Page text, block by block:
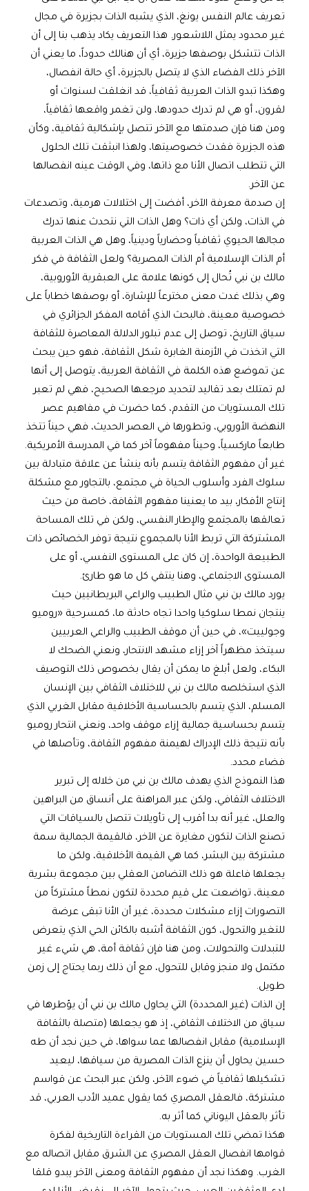
تعريف عالم النفس يونغ، الذي يشبه الذات بجزيرة في مجال
غير محدود يمثل اللاشعور. هذا التعريف يكاد يذهب بنا إلى أن
الذات تتشكل بوصفها جزيرة، أي أن هنالك حدوداً، ما يعني أن
الآخر ذلك الفضاء الذي لا يتصل بالجزيرة، أي حالة انفصال،
وهكذا تبدو الذات العربية ثقافياً، قد انغلقت لسنوات أو
لقرون، أو هي لم تدرك حدودها، ولن تغمر واقعها ثقافياً،
ومن هنا فإن صدمتها مع الآخر تتصل بإشكالية ثقافية، وكأن
هذه الجزيرة فقدت خصوصيتها، ولهذا انبثقت تلك الحلول
التي تتطلب اتصال الأنا مع ذاتها، وفي الوقت عينه انفصالها
عن الآخر.
إن صدمة معرفة الآخر، أفضت إلى اختلالات هرمية، وتصدعات
في الذات، ولكن أي ذات؟ وهل الذات التي نتحدث عنها تدرك
مجالها الحيوي ثقافياً وحضارياً ودينياً، وهل هي الذات العربية
أم الذات الإسلامية أم الذات المصرية؟ ولعل الثقافة في فكر
مالك بن نبي تُحال إلى كونها علامة على العبقرية الأوروبية،
وهي بذلك غدت معنى مخترعاً للإشارة، أو بوصفها خطاباً على
خصوصية معينة، فالبحث الذي أقامه المفكر الجزائري في
سياق التاريخ، توصل إلى عدم تبلور الدلالة المعاصرة للثقافة
التي اتخذت في الأزمنة الغابرة شكل الثقافة، فهو حين يبحث
عن تموضع هذه الكلمة في الثقافة العربية، يتوصل إلى أنها
لم تمتلك بعد تقاليد لتحديد مرجعها الصحيح، فهي لم تعبر
تلك المستويات من التقدم، كما حضرت في مفاهيم عصر
النهضة الأوروبي، وتطورها في العصر الحديث، فهي حيناً تتخذ
طابعاً ماركسياً، وحيناً مفهوماً آخر كما في المدرسة الأمريكية.
غير أن مفهوم الثقافة يتسم بأنه ينشأ عن علاقة متبادلة بين
سلوك الفرد وأسلوب الحياة في مجتمع، بالتجاور مع مشكلة
إنتاج الأفكار، بيد ما يعنينا مفهوم الثقافة، خاصة من حيث
تعالقها بالمجتمع والإطار النفسي، ولكن في تلك المساحة
المشتركة التي تربط الأنا بالمجموع نتيجة توفر الخصائص ذات
الطبيعة الواحدة، إن كان على المستوى النفسي، أو على
المستوى الاجتماعي، وهنا ينتفي كل ما هو طارئ.
يورد مالك بن نبي مثال الطبيب والراعي البريطانيين حيث
ينتجان نمطا سلوكيا واحدا تجاه حادثة ما، كمسرحية «روميو
وجولييت»، في حين أن موقف الطبيب والراعي العربيين
سيتخذ مظهراً آخر إزاء مشهد الانتحار، ونعني الضحك لا
البكاء، ولعل أبلغ ما يمكن أن يقال بخصوص ذلك التوصيف
الذي استخلصه مالك بن نبي للاختلاف الثقافي بين الإنسان
المسلم، الذي يتسم بالحساسية الأخلاقية مقابل الغربي الذي
يتسم بحساسية جمالية إزاء موقف واحد، ونعني انتحار روميو
بأنه نتيجة ذلك الإدراك لهيمنة مفهوم الثقافة، وتأصلها في
فضاء محدد.
هذا النموذج الذي يهدف مالك بن نبي من خلاله إلى تبرير
الاختلاف الثقافي، ولكن عبر المراهنة على أنساق من البراهين
والعلل، غير أنه بدا أقرب إلى تأويلات تتصل بالسياقات التي
تصنع الذات لتكون مغايرة عن الآخر، فالقيمة الجمالية سمة
مشتركة بين البشر، كما هي القيمة الأخلاقية، ولكن ما
يجعلها فاعلة هو ذلك التضامن العقلي بين مجموعة بشرية
معينة، تواضعت على قيم محددة لتكون نمطاً مشتركاً من
التصورات إزاء مشكلات محددة، غير أن الأنا تبقى عرضة
للتغير والتحول، كون الثقافة أشبه بالكائن الحي الذي يتعرض
للتبدلات والتحولات، ومن هنا فإن ثقافة أمة، هي شيء غير
مكتمل ولا منجز وقابل للتحول، مع أن ذلك ربما يحتاج إلى زمن
طويل.
إن الذات (غير المحددة) التي يحاول مالك بن نبي أن يؤطرها في
سياق من الاختلاف الثقافي، إذ هو يجعلها (متصلة بالثقافة
الإسلامية) مقابل انفصالها عما سواها، في حين نجد أن طه
حسين يحاول أن ينزع الذات المصرية من سياقها، ليعيد
تشكيلها ثقافياً في ضوء الآخر، ولكن عبر البحث عن قواسم
مشتركة، فالعقل المصري كما يقول عميد الأدب العربي، قد
تأثر بالعقل اليوناني كما أثر به.
هكذا تمضي تلك المستويات من القراءة التاريخية لفكرة
قوامها انفصال العقل المصري عن الشرق مقابل اتصاله مع
الغرب. وهكذا نجد أن مفهوم الثقافة ومعنى الآخر يبدو قلقا